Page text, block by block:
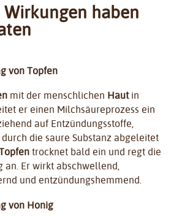
haben
von Topfen
mit der menschlichen Hautin
er einen Milchsäureprozess ein
auf Entzündungsstoffe,
die saure Substanz abgeleitet
trocknet bald ein und regt die
an. Er wirkt abschwellend,
und entzündungshemmend.
von Honig